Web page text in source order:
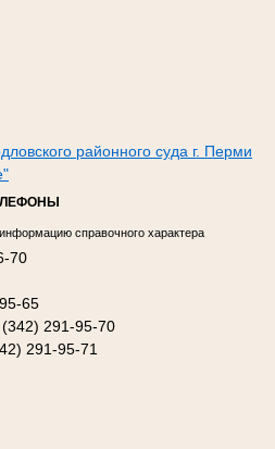
районного суда г. Перми
справочного характера
70
65
(342) 291-95-70
291-95-71